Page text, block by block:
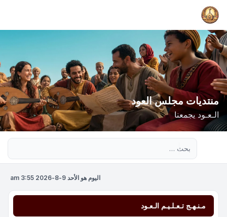
منتديات مجلس العود
الـعـود يجمعنا
اليوم هو الأحد 9-8-2026 3:55 am
مـنـهـج تـعـلـيـم الـعـود